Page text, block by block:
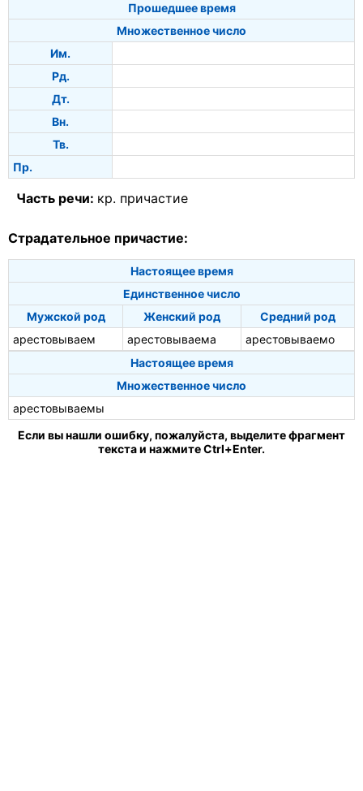
Прошедшее время
Множественное число
Им.
Рд.
Дт.
Вн.
Тв.
Пр.
Часть речи: кр. причастие
Страдательное причастие:
Настоящее время
Единственное число
Мужской род
Женский род
Средний род
арестовываем
арестовываема
арестовываемо
Настоящее время
Множественное число
арестовываемы
Если вы нашли ошибку, пожалуйста, выделите фрагмент
текста и нажмите Ctrl+Enter.